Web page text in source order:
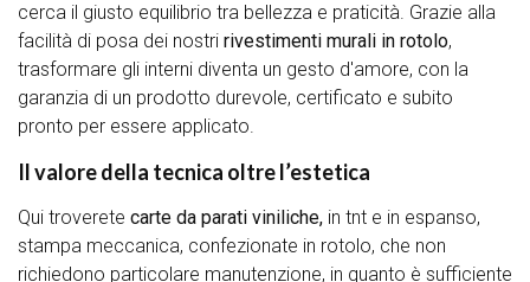
cerca il giusto equilibrio tra bellezza e praticità. Grazie alla
facilità di posa dei nostri rivestimenti murali in rotolo,
trasformare gli interni diventa un gesto d'amore, con la
garanzia di un prodotto durevole, certificato e subito
pronto per essere applicato.
Il valore della tecnica oltre l’estetica
Qui troverete carte da parati viniliche, in tnt e in espanso,
stampa meccanica, confezionate in rotolo, che non
richiedono particolare manutenzione, in quanto è sufficiente